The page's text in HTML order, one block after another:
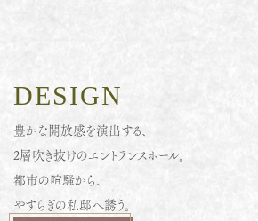
物件概要
お問合せ： シャーメゾンショップ東京 株式
会社 麻布十番営業所
03-3453-6511
■営業時間／ 10：00～19：00
■定休日／火・水曜日、祝日、祝日
DESIGN
豊かな開放感を演出する、
2層吹き抜けのエントランスホール。
都市の喧騒から、
やすらぎの私邸へ誘う。